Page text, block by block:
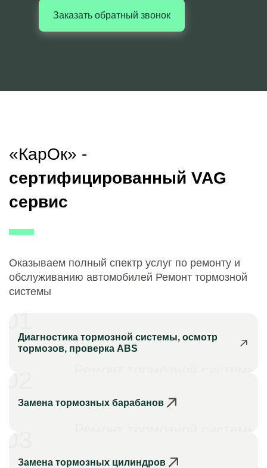
Заказать обратный звонок
«КарОк» -
сертифицированный VAG
сервис
Оказываем полный спектр услуг по ремонту и
обслуживанию автомобилей Ремонт тормозной
системы
Диагностика тормозной системы, осмотр
тормозов, проверка ABS
Замена тормозных барабанов
Замена тормозных цилиндров